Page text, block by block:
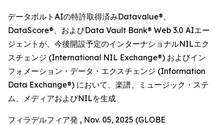
データボルトAIの特許取得済みDatavalue®、
DataScore®、およびData Vault Bank® Web 3.0 AIエー
ジェントが、今後開設予定のインターナショナルNILエク
スチェンジ (International NIL Exchange®) およびイン
フォメーション・データ・エクスチェンジ (Information
Data Exchange®) において、楽譜、ミュージック・ステ
ム、メディアおよびNILを生成
フィラデルフィア発 , Nov. 05, 2025 (GLOBE